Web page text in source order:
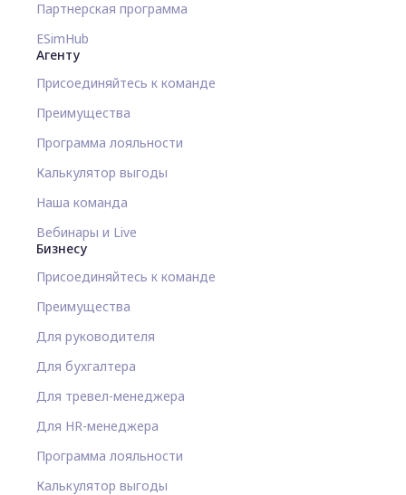
Партнерская программа
ESimHub
Агенту
Присоединяйтесь к команде
Преимущества
Программа лояльности
Калькулятор выгоды
Наша команда
Вебинары и Live
Бизнесу
Присоединяйтесь к команде
Преимущества
Для руководителя
Для бухгалтера
Для тревел-менеджера
Для HR-менеджера
Программа лояльности
Калькулятор выгоды